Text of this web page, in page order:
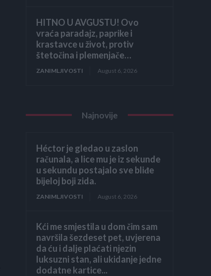
HITNO U AVGUSTU! Ovo
vraća paradajz, paprike i
krastavce u život, protiv
štetočina i plemenjače…
ZANIMLJIVOSTI August 6, 2026
Najnovije
Héctor je gledao u zaslon
računala, a lice mu je iz sekunde
u sekundu postajalo sve bliđe
bijeloj boji zida.
ZANIMLJIVOSTI August 6, 2026
Kći me smjestila u dom čim sam
navršila šezdeset pet, uvjerena
da ću i dalje plaćati njezin
luksuzni stan, ali ukidanje jedne
dodatne kartice...